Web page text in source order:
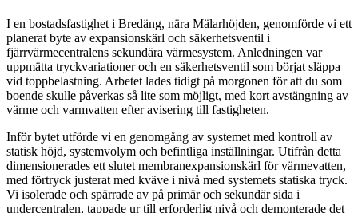
I en bostadsfastighet i Bredäng, nära Mälarhöjden, genomförde vi ett
planerat byte av expansionskärl och säkerhetsventil i
fjärrvärmecentralens sekundära värmesystem. Anledningen var
uppmätta tryckvariationer och en säkerhetsventil som börjat släppa
vid toppbelastning. Arbetet lades tidigt på morgonen för att du som
boende skulle påverkas så lite som möjligt, med kort avstängning av
värme och varmvatten efter avisering till fastigheten.
Inför bytet utförde vi en genomgång av systemet med kontroll av
statisk höjd, systemvolym och befintliga inställningar. Utifrån detta
dimensionerades ett slutet membranexpansionskärl för värmevatten,
med förtryck justerat med kväve i nivå med systemets statiska tryck.
Vi isolerade och spärrade av på primär och sekundär sida i
undercentralen, tappade ur till erforderlig nivå och demonterade det